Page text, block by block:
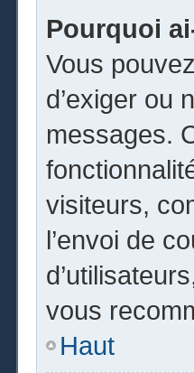
Pourquoi
Vous
d’exiger ou
messages.
visiteurs,
l’envoi de
vous
Haut